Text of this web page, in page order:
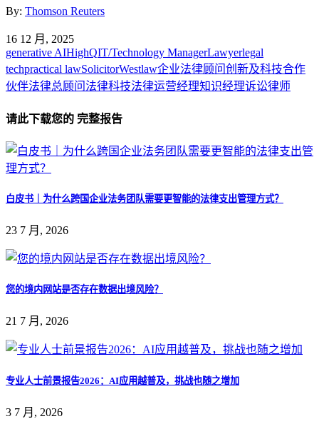
By: Thomson Reuters
16 12 月, 2025
generative AIHighQIT/Technology ManagerLawyerlegal
techpractical lawSolicitorWestlaw企业法律顾问创新及科技合作
伙伴法律总顾问法律科技法律运营经理知识经理诉讼律师
请此下载您的 完整报告
白皮书｜为什么跨国企业法务团队需要更智能的法律支出管理方式？
23 7 月, 2026
您的境内网站是否存在数据出境风险？
21 7 月, 2026
专业人士前景报告2026：AI应用越普及，挑战也随之增加
3 7 月, 2026